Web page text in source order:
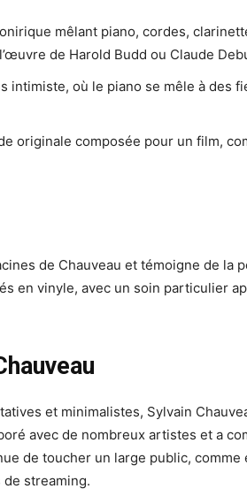
mêlant piano, cordes,
de Harold Budd ou Claude
intimiste, où le piano se mêle à des
originale composée pour un film,
de Chauveau et témoigne de la
en vinyle, avec un soin particulier
et minimalistes, Sylvain
avec de nombreux artistes et a
de toucher un large public, comme
de streaming.